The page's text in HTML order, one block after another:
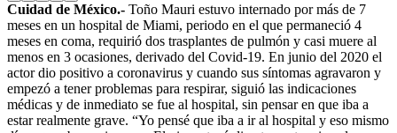
Cuidad de México.- Toño Mauri estuvo internado por más de 7
meses en un hospital de Miami, periodo en el que permaneció 4
meses en coma, requirió dos trasplantes de pulmón y casi muere al
menos en 3 ocasiones, derivado del Covid-19. En junio del 2020 el
actor dio positivo a coronavirus y cuando sus síntomas agravaron y
empezó a tener problemas para respirar, siguió las indicaciones
médicas y de inmediato se fue al hospital, sin pensar en que iba a
estar realmente grave. “Yo pensé que iba a ir al hospital y eso mismo